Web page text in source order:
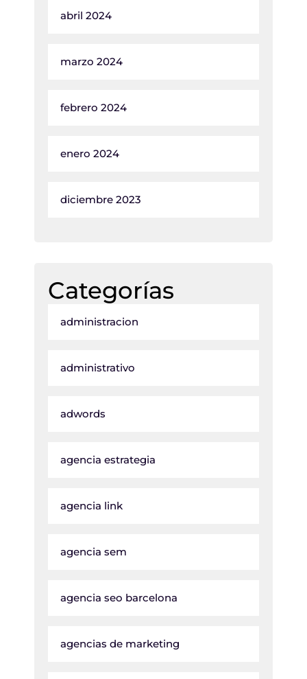
abril 2024
marzo 2024
febrero 2024
enero 2024
diciembre 2023
Categorías
administracion
administrativo
adwords
agencia estrategia
agencia link
agencia sem
agencia seo barcelona
agencias de marketing